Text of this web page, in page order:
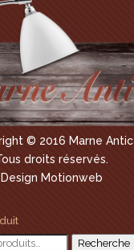
© 2016 Marne Antic
droits réservés.
Design Motionweb
Recherche